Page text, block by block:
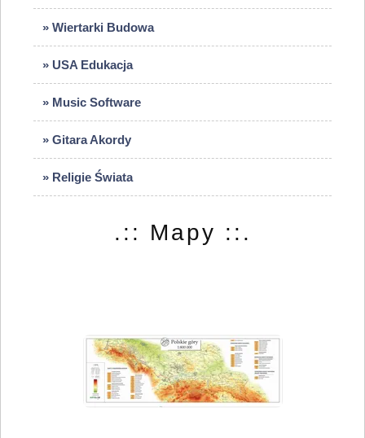
» Wiertarki Budowa
» USA Edukacja
» Music Software
» Gitara Akordy
» Religie Świata
.:: Mapy ::.